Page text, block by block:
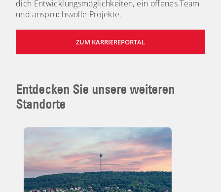
dich Entwicklungsmöglichkeiten, ein offenes Team
und anspruchsvolle Projekte.
ZUM KARRIEREPORTAL
Entdecken Sie unsere weiteren
Standorte